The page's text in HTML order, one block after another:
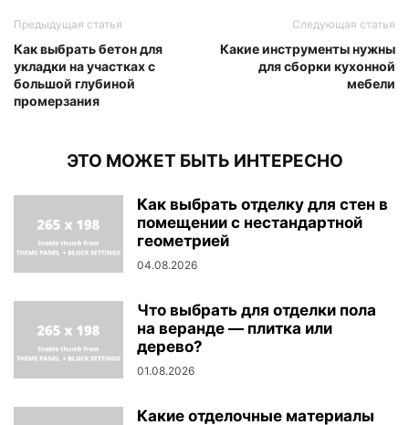
Предыдущая статья
Как выбрать бетон для
укладки на участках с
большой глубиной
промерзания
Следующая статья
Какие инструменты нужны
для сборки кухонной
мебели
ЭТО МОЖЕТ БЫТЬ ИНТЕРЕСНО
Как выбрать отделку для стен в
помещении с нестандартной
геометрией
04.08.2026
Что выбрать для отделки пола
на веранде — плитка или
дерево?
01.08.2026
Какие отделочные материалы